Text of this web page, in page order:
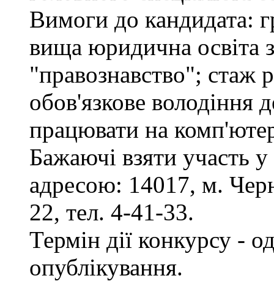
Вимоги до кандидата:
вища юридична освіта
"правознавство"; стаж
обов'язкове
працювати на
Бажаючі взяти участь
адресою: 14017, м.
22, тел. 4-41-33.
Термін дії конкурсу -
опублікування.